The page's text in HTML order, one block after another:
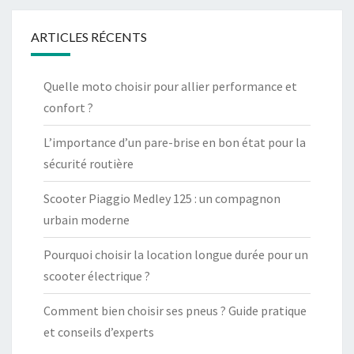
ARTICLES RÉCENTS
Quelle moto choisir pour allier performance et
confort ?
L’importance d’un pare-brise en bon état pour la
sécurité routière
Scooter Piaggio Medley 125 : un compagnon
urbain moderne
Pourquoi choisir la location longue durée pour un
scooter électrique ?
Comment bien choisir ses pneus ? Guide pratique
et conseils d’experts